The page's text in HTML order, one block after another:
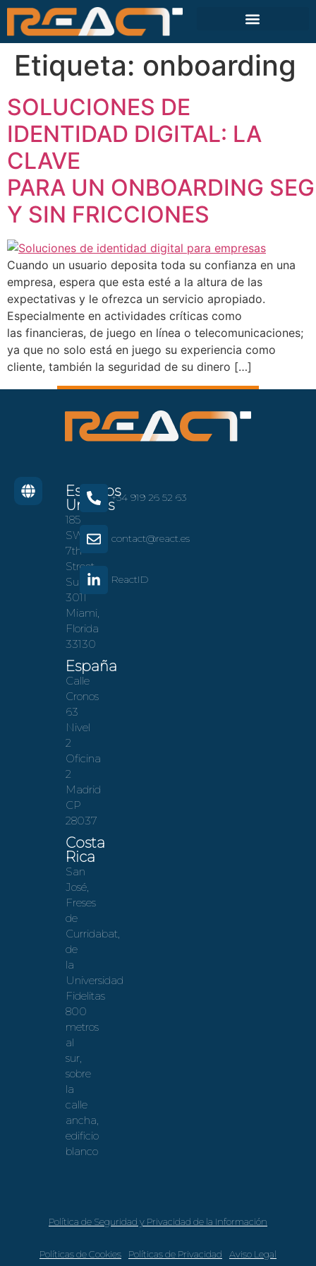
Etiqueta: onboarding
SOLUCIONES DE
IDENTIDAD DIGITAL: LA
CLAVE
PARA UN ONBOARDING
Y SIN FRICCIONES
Cuando un usuario deposita toda su confianza en una
empresa, espera que esta esté a la altura de las
expectativas y le ofrezca un servicio apropiado.
Especialmente en actividades críticas como
las financieras, de juego en línea o telecomunicaciones;
ya que no solo está en juego su experiencia como
cliente, también la seguridad de su dinero […]
Estados
Unidos
185
SW
7th
Street
Suite
3011
Miami,
Florida
33130
España
Calle
Cronos
63
Nivel
2
Oficina
2
Madrid
CP
28037
Costa
Rica
San
José,
Freses
de
Curridabat,
de
la
Universidad
Fidelitas
800
metros
al
sur,
sobre
la
calle
ancha,
edificio
blanco
+34 919 26 52 63
contact@react.es
ReactID
Política de Seguridad y Privacidad de la Información
Políticas de Cookies Políticas de Privacidad Aviso Legal